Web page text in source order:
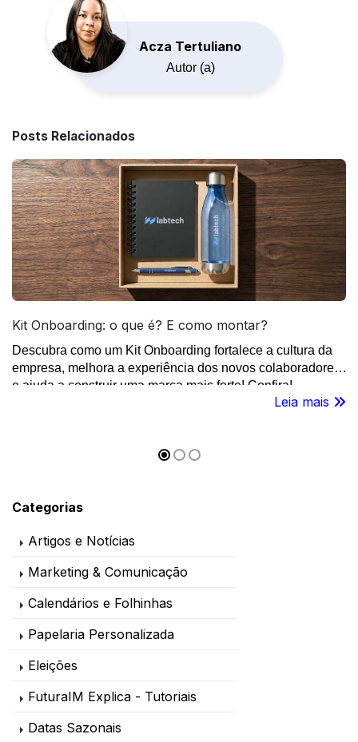
Acza Tertuliano
Autor (a)
Posts Relacionados
Kit Onboarding: o que é? E como montar?
Descubra como um Kit Onboarding fortalece a cultura da
empresa, melhora a experiência dos novos colaboradores
e ajuda a construir uma marca mais forte! Confira!
Leia mais
Categorias
Artigos e Notícias
Marketing & Comunicação
Calendários e Folhinhas
Papelaria Personalizada
Eleições
FuturaIM Explica - Tutoriais
Datas Sazonais